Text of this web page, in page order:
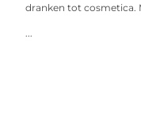
dranken tot cosmetica.
...